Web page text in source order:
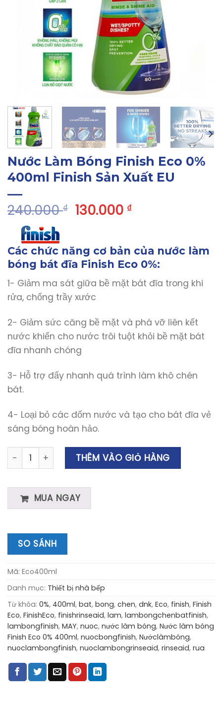
Nước Làm Bóng Finish Eco 0%
400ml Finish Sản Xuất EU
240.000₫ 130.000 ₫
Các chức năng cơ bản của nước làm
bóng bát đĩa Finish Eco 0%:
1- Giảm ma sát giữa bề mặt bát đĩa trong khi
rửa, chống trầy xước
2- Giảm sức căng bề mặt và phá vỡ liên kết
nước khiến cho nước trôi tuột khỏi bề mặt bát
đĩa nhanh chóng
3- Hỗ trợ đẩy nhanh quá trình làm khô chén
bát.
4- Loại bỏ các đốm nước và tạo cho bát đĩa vẻ
sáng bóng hoàn hảo.
Nước Làm Bóng Finish Eco 0% 400ml Finish Sản Xuất
THÊM VÀO GIỎ HÀNG
MUA NGAY
SO SÁNH
Mã: Eco400ml
Danh mục: Thiết bị nhà bếp
Từ khóa: 0%, 400ml, bat, bong, chen, dnk, Eco, finish, Finish
Eco, FinishEco, finishrinseaid, lam, lambongchenbatfinish,
lambongfinish, MAY, nuoc, nước làm bóng, Nước làm bóng
Finish Eco 0% 400ml, nuocbongfinish, Nướclàmbóng,
nuoclambongfinish, nuoclambongrinseaid, rinseaid, rua